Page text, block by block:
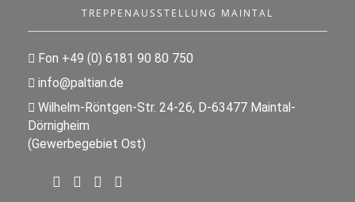
TREPPENAUSSTELLUNG MAINTAL
Fon +49 (0) 6181 90 80 750
info@paltian.de
Wilhelm-Röntgen-Str. 24-26, D-63477 Maintal-
Dörnigheim
(Gewerbegebiet Ost)